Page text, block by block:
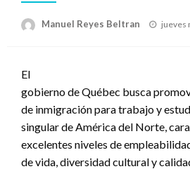
Manuel Reyes Beltran jueves
El
gobierno de Québec busca
de inmigración para trabajo y
singular de América del Norte,
excelentes niveles de
de vida, diversidad cultural y